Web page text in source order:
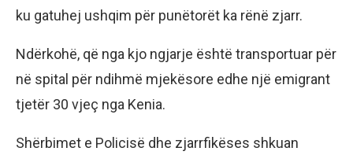
ku gatuhej ushqim për punëtorët ka rënë zjarr.
Ndërkohë, që nga kjo ngjarje është transportuar për
në spital për ndihmë mjekësore edhe një emigrant
tjetër 30 vjeç nga Kenia.
Shërbimet e Policisë dhe zjarrfikëses shkuan